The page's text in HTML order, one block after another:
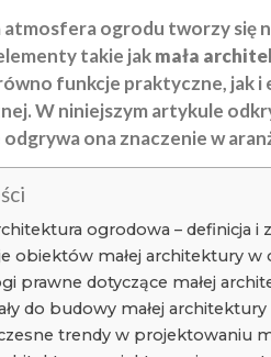
atmosfera ogrodu tworzy się
takie jakmała
funkcje praktyczne, jak
W niniejszym artykule
odgrywa ona znaczenie w
ogrodowa – definicja i
obiektów małej architektury w
prawne dotyczące małej
do budowy małej architektury
trendy w projektowaniu